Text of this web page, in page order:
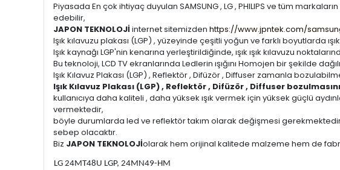
Piyasada En çok ihtiyaç duyulan SAMSUNG , LG , PHILIPS ve tüm
edebilir,
JAPON TEKNOLOJİ internet sitemizden https://www.jpntek.com/
Işık kılavuzu plakası (LGP) , yüzeyinde çeşitli yoğun ve farklı boyutlarda
Işık kaynağı LGP'nin kenarına yerleştirildiğinde, ışık ışık kılavuzu
Bu teknoloji, LCD TV ekranlarında Ledlerin ışığını Homojen bir şekilde
Işık Kılavuz Plakası (LGP) , Reflektör , Difüzör , Diffuser zamanla
Işık Kılavuz Plakası (LGP) , Reflektör , Difüzör , Diffuser
kullanıcıya daha kaliteli , daha yüksek ışık vermek için yüksek güçlü
vermektedir,
böyle durumlarda led ve reflektör takım olarak değişmesi
sebep olacaktır.
Biz JAPON TEKNOLOJİolarak hem orijinal kalitede malzeme hem de
LG 24MT48U LGP, 24MN49-HM